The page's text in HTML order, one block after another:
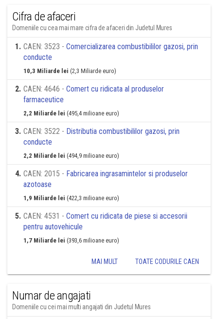
Cifra de afaceri
Domeniile cu cea mai mare cifra de afaceri din Judetul Mures
1. CAEN: 3523 - Comercializarea combustibililor gazosi, prin
conducte
10,3 Miliarde lei (2,3 Miliarde euro)
2. CAEN: 4646 - Comert cu ridicata al produselor
farmaceutice
2,2 Miliarde lei (495,4 milioane euro)
3. CAEN: 3522 - Distributia combustibililor gazosi, prin
conducte
2,2 Miliarde lei (494,9 milioane euro)
4. CAEN: 2015 - Fabricarea ingrasamintelor si produselor
azotoase
1,9 Miliarde lei (422,3 milioane euro)
5. CAEN: 4531 - Comert cu ridicata de piese si accesorii
pentru autovehicule
1,7 Miliarde lei (393,6 milioane euro)
MAI MULT TOATE CODURILE CAEN
Numar de angajati
Domeniile cu cei mai multi angajati din Judetul Mures